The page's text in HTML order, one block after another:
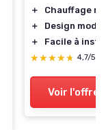
＋
Chauffage
＋
Design
＋
Facile à
★★★★★
★★★★★ 4,7/5
Voir l'offre